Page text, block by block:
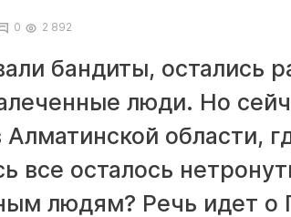
0 2 892
бандиты, остались
люди. Но
области,
все осталось
людям? Речь идет о